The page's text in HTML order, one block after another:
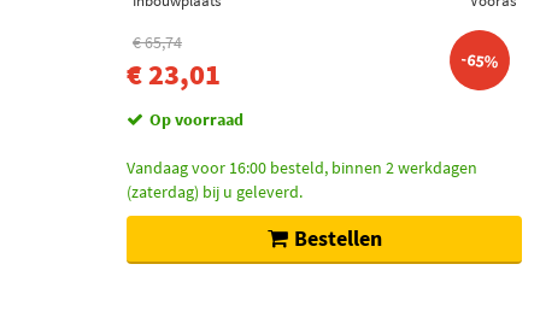
€ 65,74
€ 23,01 -65%
Op voorraad
Vandaag voor 16:00 besteld, binnen 2 werkdagen
(zaterdag) bij u geleverd.
Bestellen